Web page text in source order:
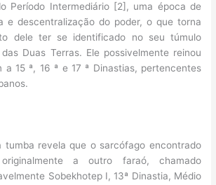
Período Intermediário [2], uma época de
e descentralização do poder, o que torna
dele ter se identificado no seu túmulo
Duas Terras. Ele possivelmente reinou
15 ª, 16 ª e 17 ª Dinastias, pertencentes
tumba revela que o sarcófago encontrado
a outro faraó, chamado
Sobekhotep I, 13ª Dinastia, Médio